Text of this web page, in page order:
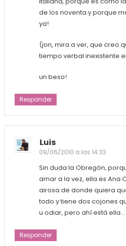
de los noventa y porque
ya!
(jon, mira a ver, que creo
tiempo verbal inexistente
un beso!
Responder
Luis
09/06/2010 a las 14:33
Sin duda la Obregón,
amar a la vez, ella es Ana
airosa de donde quiera
todo y tiene dos cojones
u odiar, pero ahí está ella…
Responder